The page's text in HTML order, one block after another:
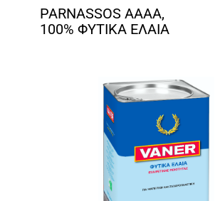
PARNASSOS AAAA,
100% ΦΥΤΙΚΑ ΕΛΑΙΑ